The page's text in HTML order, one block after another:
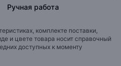
Ручная работа
комплекте поставки,
и цвете товара носит справочный
доступных к моменту